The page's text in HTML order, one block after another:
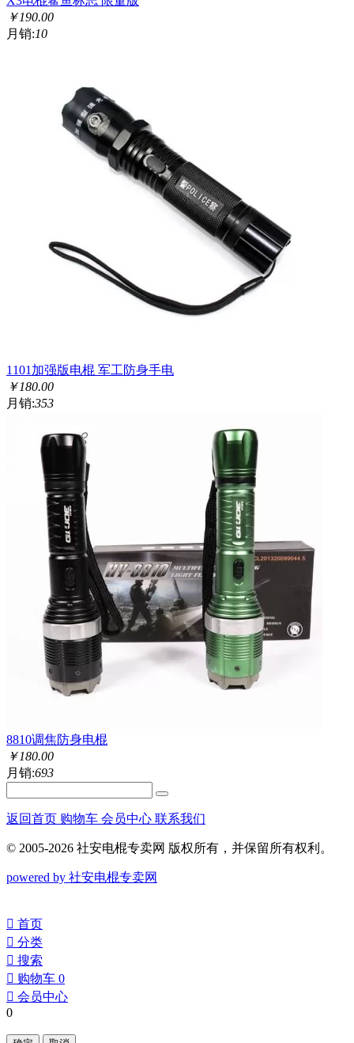
￥190.00
月销:10
1101加强版电棍 军工防身手电
￥180.00
月销:353
8810调焦防身电棍
￥180.00
月销:693
返回首页 购物车 会员中心 联系我们
© 2005-2026 社安电棍专卖网 版权所有，并保留所有权利。
powered by 社安电棍专卖网
󰀁 首页
󰀂 分类
󰀃 搜索
󰀄 购物车 0
󰀅 会员中心
0